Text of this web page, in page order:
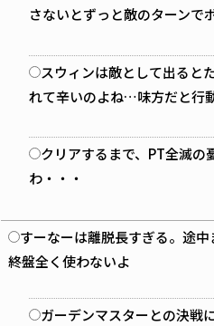
さないとずっと敵のターンで
スウィンは敵として出ると
れて辛いのよね…味方だと行
クリアするまで、PT全滅
わ・・・
すーなーは離脱長すぎる。途中
終盤全く使わないよ
ガーデンマスターとの決戦